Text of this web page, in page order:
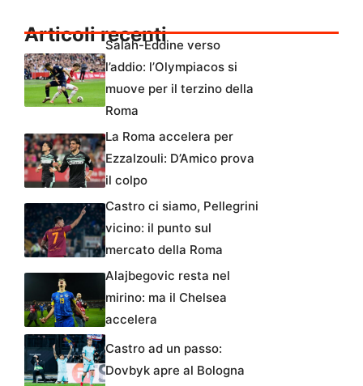
Articoli recenti
Salah-Eddine verso
l’addio: l’Olympiacos si
muove per il terzino della
Roma
La Roma accelera per
Ezzalzouli: D’Amico prova
il colpo
Castro ci siamo, Pellegrini
vicino: il punto sul
mercato della Roma
Alajbegovic resta nel
mirino: ma il Chelsea
accelera
Castro ad un passo:
Dovbyk apre al Bologna